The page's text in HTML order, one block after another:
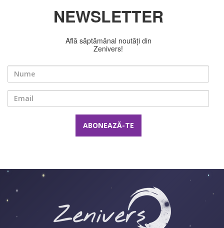
NEWSLETTER
Află săptămânal noutăți din
Zenivers!